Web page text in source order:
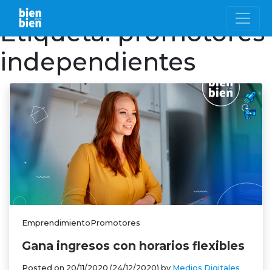
Etiqueta:promotores
independientes
EmprendimientoPromotores
Gana ingresos con horarios flexibles
Posted on 20/11/2020 (24/12/2020) by Medios Digitales